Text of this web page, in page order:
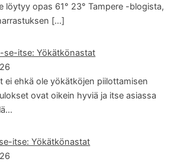
löytyy opas 61° 23° Tampere -blogista,
[…]
se-itse: Yökätkönastat
ei ehkä ole yökätköjen piilottamisen
ovat oikein hyviä ja itse asiassa
itse: Yökätkönastat